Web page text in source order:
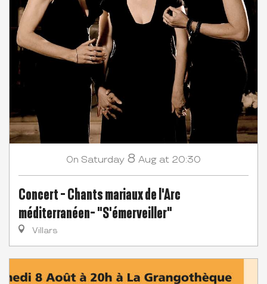
On Saturday 8 Aug at 20:30
Concert - Chants mariaux de l'Arc
méditerranéen- "S'émerveiller"
Villars